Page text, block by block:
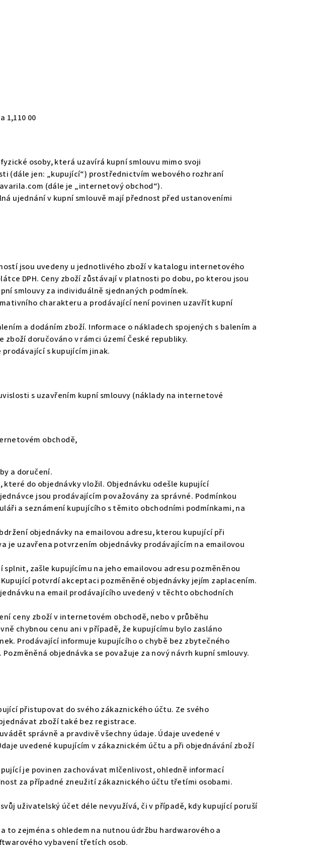
1,110 00
osoby, která uzavírá kupní smlouvu mimo svoji
(dále jen: „kupující“) prostřednictvím webového rozhraní
(dále je „internetový obchod“).
ujednání v kupní smlouvě mají přednost před ustanoveními
jsou uvedeny u jednotlivého zboží v katalogu internetového
DPH. Ceny zboží zůstávají v platnosti po dobu, po kterou jsou
smlouvy za individuálně sjednaných podmínek.
charakteru a prodávající není povinen uzavřít kupní
a dodáním zboží. Informace o nákladech spojených s balením a
doručováno v rámci území České republiky.
s kupujícím jinak.
s uzavřením kupní smlouvy (náklady na internetové
obchodě,
a doručení.
do objednávky vložil. Objednávku odešle kupující
jsou prodávajícím považovány za správné. Podmínkou
a seznámení kupujícího s těmito obchodními podmínkami, na
objednávky na emailovou adresu, kterou kupující při
je uzavřena potvrzením objednávky prodávajícím na emailovou
zašle kupujícímu na jeho emailovou adresu pozměněnou
potvrdí akceptaci pozměněné objednávky jejím zaplacením.
na email prodávajícího uvedený v těchto obchodních
ceny zboží v internetovém obchodě, nebo v průběhu
chybnou cenu ani v případě, že kupujícímu bylo zasláno
Prodávající informuje kupujícího o chybě bez zbytečného
objednávka se považuje za nový návrh kupní smlouvy.
přistupovat do svého zákaznického účtu. Ze svého
zboží také bez registrace.
správně a pravdivě všechny údaje. Údaje uvedené v
uvedené kupujícím v zákaznickém účtu a při objednávání zboží
je povinen zachovávat mlčenlivost, ohledně informací
za případné zneužití zákaznického účtu třetími osobami.
uživatelský účet déle nevyužívá, či v případě, kdy kupující poruší
zejména s ohledem na nutnou údržbu hardwarového a
vybavení třetích osob.